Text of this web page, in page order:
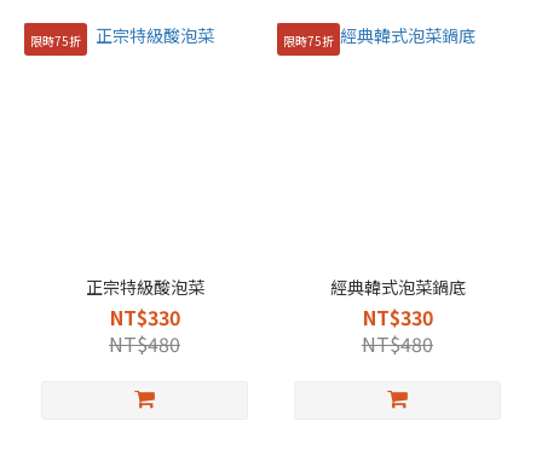
限時75折
正宗特級酸泡菜
NT$330
NT$480
限時75折
經典韓式泡菜鍋底
NT$330
NT$480